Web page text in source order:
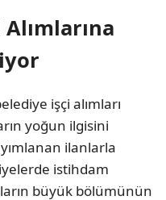
işçi alımları
yoğun ilgisini
ilanlarla
istihdam
büyük bölümünün